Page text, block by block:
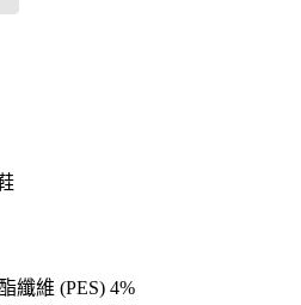
纖維 (PES) 4%